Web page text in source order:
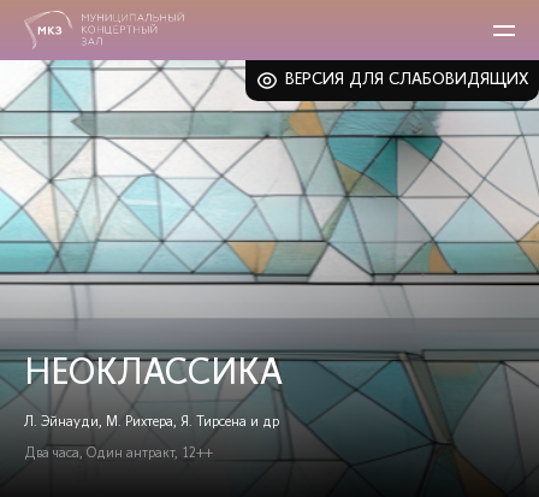
ВЕРСИЯ ДЛЯ СЛАБОВИДЯЩИХ
НЕОКЛАССИКА
Л. Эйнауди, М. Рихтера, Я. Тирсена и др
Два часа, Один антракт, 12++